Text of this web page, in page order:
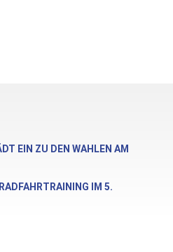
EIN ZU DEN WAHLEN AM
IM 5.